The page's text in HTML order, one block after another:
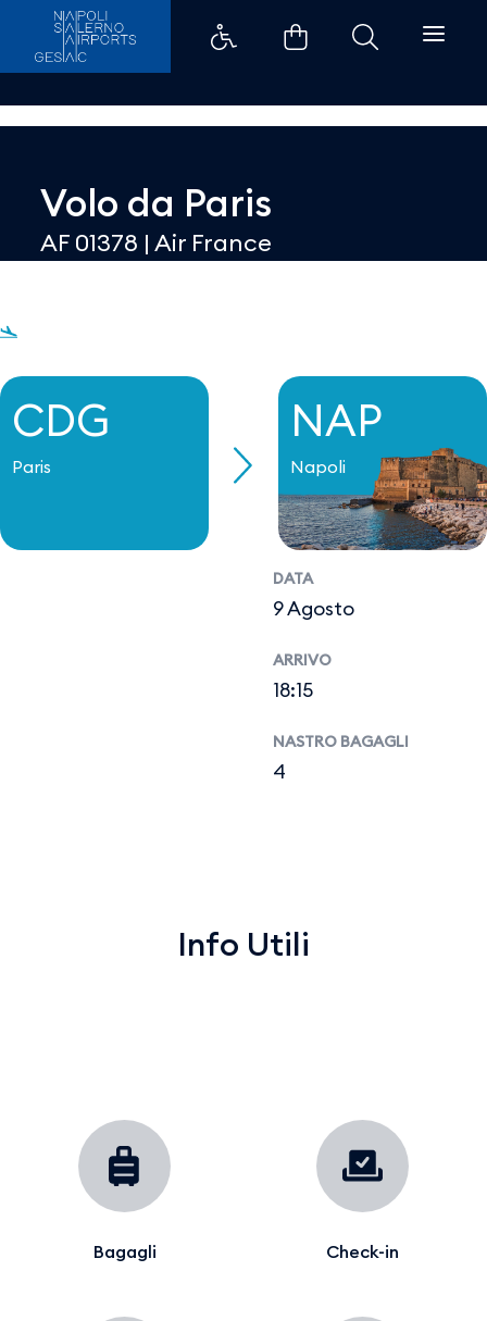
Dettaglio - Aeroporti di Napoli
Volo da Paris
AF 01378 |Air France
CDG
Paris
NAP
Napoli
DATA
9 Agosto
ARRIVO
18:15
NASTRO BAGAGLI
4
Info Utili
Bagagli Check-in